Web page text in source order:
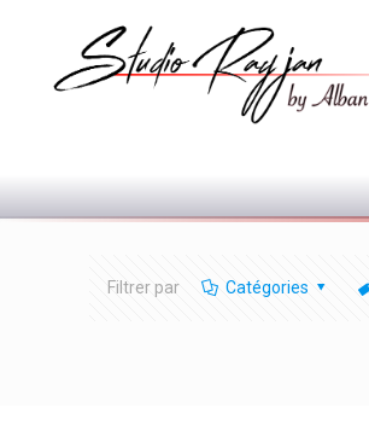
Filtrer par Catégories